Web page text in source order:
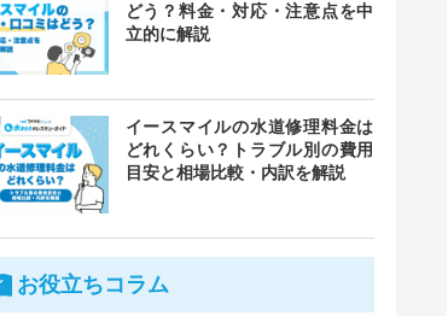
どう？料金・対応・注意点を中
立的に解説
イースマイルの水道修理料金は
どれくらい？トラブル別の費用
目安と相場比較・内訳を解説
お役立ちコラム